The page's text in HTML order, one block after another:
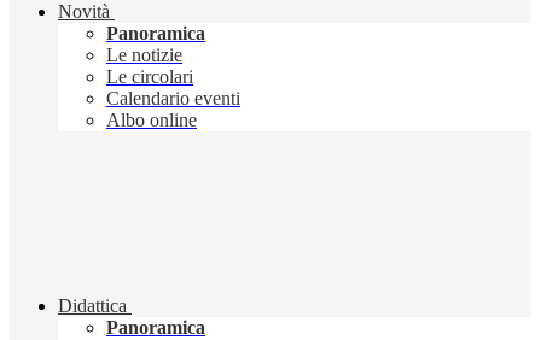
Novità
Panoramica
Le notizie
Le circolari
Calendario eventi
Albo online
Didattica
Panoramica